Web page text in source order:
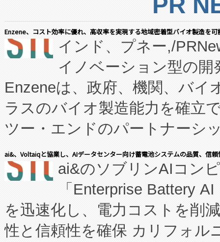
Enzene、コスト効率に優れ、高収率を実現する地域密着型バイオ製造を
インド、プネー,/
イノベーション型の
Enzeneは、政府、機関、バイ
ラスのバイオ製造能力を確立
ツー・エンドのパートナーシ
表しました。 同社の実績ある
manufacturing™ (FCCM™) プ
たNeXは、バイオ医薬品製造
従来のフェッドバッチ施設の
に、患者やサプライチェーン
ai&、Voltaiqと協業し、AIデータセンター向け蓄電池システムの品質、信
ai&のソブリンAIコン
「Enterprise Battery
を迅速化し、電力コストを削
性と信頼性を確保 カリフォル